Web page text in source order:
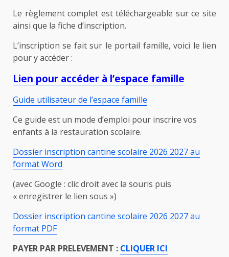
Le règlement complet est téléchargeable sur ce site
ainsi que la fiche d’inscription.
L’inscription se fait sur le portail famille, voici le lien
pour y accéder :
Lien pour accéder à l’espace famille
Guide utilisateur de l’espace famille
Ce guide est un mode d’emploi pour inscrire vos
enfants à la restauration scolaire.
Dossier inscription cantine scolaire 2026 2027au
format Word
(avec Google : clic droit avec la souris puis
« enregistrer le lien sous »)
Dossier inscription cantine scolaire 2026 2027 au
format PDF
PAYER PAR PRELEVEMENT : CLIQUER ICI